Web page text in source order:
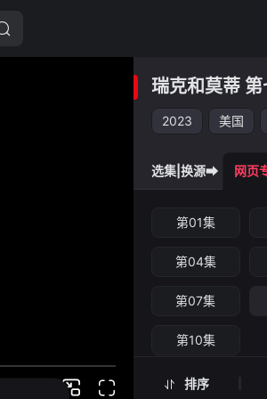
我的观影记录
瑞克和莫蒂 第七季
瑞克和莫蒂
2023 美国
排序
瑞克
选集|换源➡ 网页
第01集
第04集
第07集
第10集